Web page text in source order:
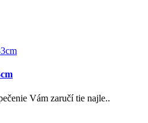
Vám zaručí tie najle..